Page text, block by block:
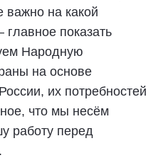
важно на какой
показать
Народную
на основе
их потребностей
что мы несём
работу перед